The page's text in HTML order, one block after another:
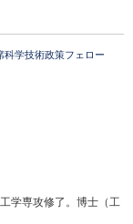
科学技術政策フェロー
学専攻修了。博士（工